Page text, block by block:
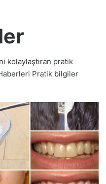
kolaylaştıran pratik
Pratik bilgiler